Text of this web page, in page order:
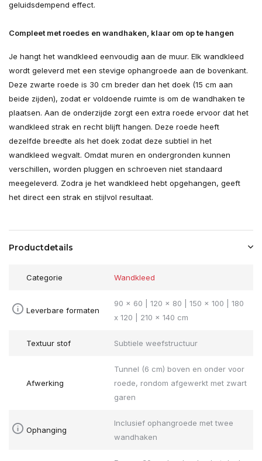
geluidsdempend effect.
Compleet met roedes en wandhaken, klaar om op te hangen
Je hangt het wandkleed eenvoudig aan de muur. Elk wandkleed
wordt geleverd met een stevige ophangroede aan de bovenkant.
Deze zwarte roede is 30 cm breder dan het doek (15 cm aan
beide zijden), zodat er voldoende ruimte is om de wandhaken te
plaatsen. Aan de onderzijde zorgt een extra roede ervoor dat het
wandkleed strak en recht blijft hangen. Deze roede heeft
dezelfde breedte als het doek zodat deze subtiel in het
wandkleed wegvalt. Omdat muren en ondergronden kunnen
verschillen, worden pluggen en schroeven niet standaard
meegeleverd. Zodra je het wandkleed hebt opgehangen, geeft
het direct een strak en stijlvol resultaat.
Productdetails
Categorie Wandkleed
Leverbare formaten
90 x 60 | 120 x 80 | 150 x 100 | 180
x 120 | 210 x 140 cm
Textuur stof Subtiele weefstructuur
Afwerking
Tunnel (6 cm) boven en onder voor
roede, rondom afgewerkt met zwart
garen
Ophanging
Inclusief ophangroede met twee
wandhaken